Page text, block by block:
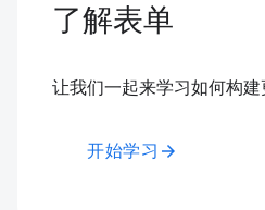
了解表单
让我们一起来学习如何构建
开始学习 arrow_forward